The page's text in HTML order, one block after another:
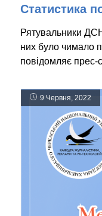
Статистика
Рятувальники
них було чимало
повідомляє прес-
9 Червня, 2022